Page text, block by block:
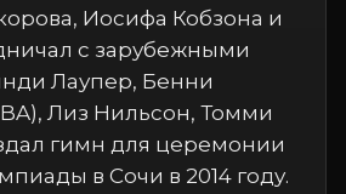
Иосифа Кобзона и
с зарубежными
Лаупер, Бенни
Лиз Нильсон, Томми
гимн для церемонии
в Сочи в 2014 году.